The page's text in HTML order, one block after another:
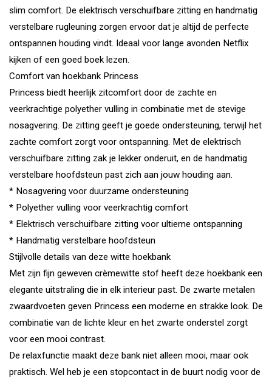
slim comfort. De elektrisch verschuifbare zitting en handmatig
verstelbare rugleuning zorgen ervoor dat je altijd de perfecte
ontspannen houding vindt. Ideaal voor lange avonden Netflix
kijken of een goed boek lezen.
Comfort van hoekbank Princess
Princess biedt heerlijk zitcomfort door de zachte en
veerkrachtige polyether vulling in combinatie met de stevige
nosagvering. De zitting geeft je goede ondersteuning, terwijl het
zachte comfort zorgt voor ontspanning. Met de elektrisch
verschuifbare zitting zak je lekker onderuit, en de handmatig
verstelbare hoofdsteun past zich aan jouw houding aan.
* Nosagvering voor duurzame ondersteuning
* Polyether vulling voor veerkrachtig comfort
* Elektrisch verschuifbare zitting voor ultieme ontspanning
* Handmatig verstelbare hoofdsteun
Stijlvolle details van deze witte hoekbank
Met zijn fijn geweven crèmewitte stof heeft deze hoekbank een
elegante uitstraling die in elk interieur past. De zwarte metalen
zwaardvoeten geven Princess een moderne en strakke look. De
combinatie van de lichte kleur en het zwarte onderstel zorgt
voor een mooi contrast.
De relaxfunctie maakt deze bank niet alleen mooi, maar ook
praktisch. Wel heb je een stopcontact in de buurt nodig voor de